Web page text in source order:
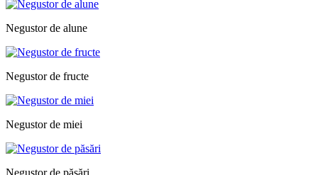
Negustor de alune
Negustor de fructe
Negustor de miei